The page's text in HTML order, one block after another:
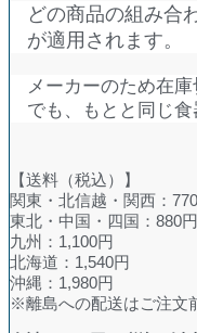
どの商品の組み合
が適用されます。
メーカーのため在
でも、もとと同じ食
【送料（税込）】
関東・北信越・関西：
東北・中国・四国：880円
九州：1,100円
北海道：1,540円
沖縄：1,980円
※離島への配送はご注文